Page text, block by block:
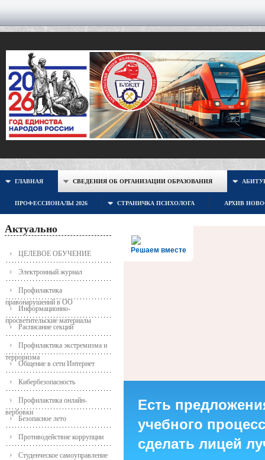
ГЛАВНАЯ СВЕДЕНИЯ ОБ ОРГАНИЗАЦИИ ОБРАЗОВАНИЯ
ПРОФЕССИОНАЛЫ 2026 СТРАНИЧКА ПСИХОЛОГА АРХИВ
Актуально
ЦЕЛЕВОЕ ОБУЧЕНИЕ
Электронный журнал
Профилактика
правонарушений в ОО
Информационно-
просветительские материалы
Расписание секций
Профилактика экстремизма и
терроризма
Общение в сети Интернет
Кибербезопасность
Профилактика онлайн-
вербовки
Безопасное лето
Противодействие коррупции
Студенческое самоуправление
Решаем вместе
Есть
учебного
сделать лицей